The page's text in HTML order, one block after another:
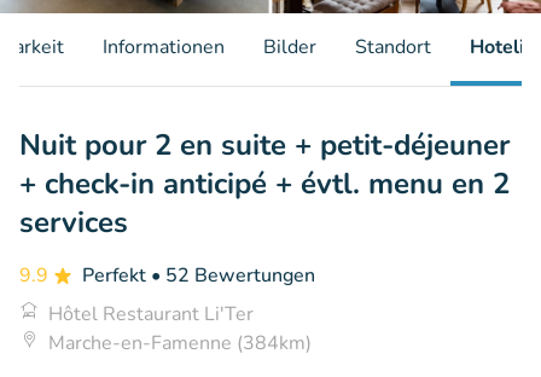
Informationen Bilder Standort
Nuit pour 2 en suite + petit-déjeuner
+ check-in anticipé + évtl. menu en 2
services
9.9 Perfekt • 52 Bewertungen
Hôtel Restaurant Li'Ter
Marche-en-Famenne (384km)